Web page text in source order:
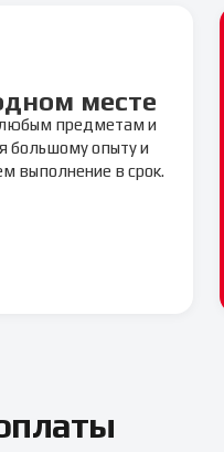
месте
предметам и
большому опыту и
выполнение в срок.